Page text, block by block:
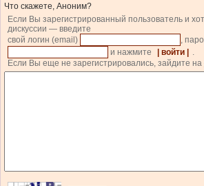
Что скажете, Аноним?
Если Вы зарегистрированный пользователь и
дискуссии — введите
свой логин (email)
,
и нажмите
| войти |
Если Вы еще не зарегистрировались, зайдите на